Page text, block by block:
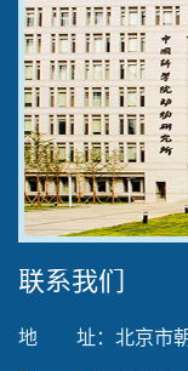
联系我们
地 址：北京市朝